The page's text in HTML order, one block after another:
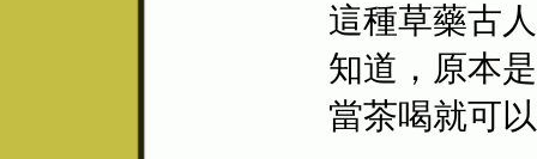
這種草藥古
知道，原本
當茶喝就可